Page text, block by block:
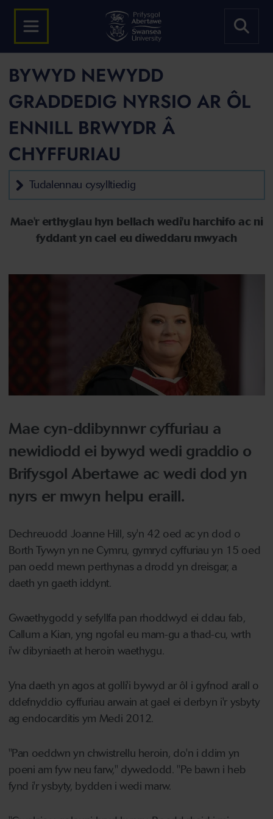
BYWYD NEWYDD
GRADDEDIG NYRSIO AR ÔL
ENNILL BRWYDR Â
CHYFFURIAU
Tudalennau cysylltiedig
Mae'r erthyglau hyn bellach wedi'u harchifo ac ni
fyddant yn cael eu diweddaru mwyach
Mae cyn-ddibynnwr cyffuriau a
newidiodd ei bywyd wedi graddio o
Brifysgol Abertawe ac wedi dod yn
nyrs er mwyn helpu eraill.
Dechreuodd Joanne Hill, sy'n 42 oed ac yn dod o
Borth Tywyn yn ne Cymru, gymryd cyffuriau yn 15 oed
pan oedd mewn perthynas a drodd yn dreisgar, a
daeth yn gaeth iddynt.
Gwaethygodd y sefyllfa pan rhoddwyd ei ddau fab,
Callum a Kian, yng ngofal eu mam-gu a thad-cu, wrth
i'w dibyniaeth at heroin waethygu.
Yna daeth yn agos at golli'i bywyd ar ôl i gyfnod arall o
ddefnyddio cyffuriau arwain at gael ei derbyn i'r ysbyty
ag endocarditis ym Medi 2012.
"Pan oeddwn yn chwistrellu heroin, do'n i ddim yn
poeni am fyw neu farw," dywedodd. "Pe bawn i heb
fynd i'r ysbyty, bydden i wedi marw.